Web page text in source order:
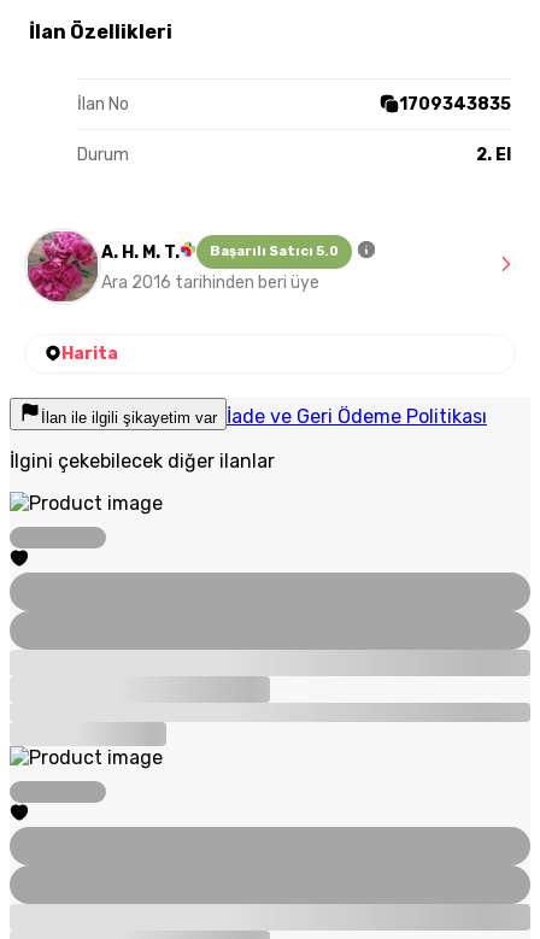
İlan Özellikleri
İlan No 1709343835
Durum 2. El
A. H. M. T. Başarılı Satıcı 5.0
Ara 2016 tarihinden beri üye
Harita
İlan ile ilgili şikayetim var İade ve Geri Ödeme Politikası
İlgini çekebilecek diğer ilanlar